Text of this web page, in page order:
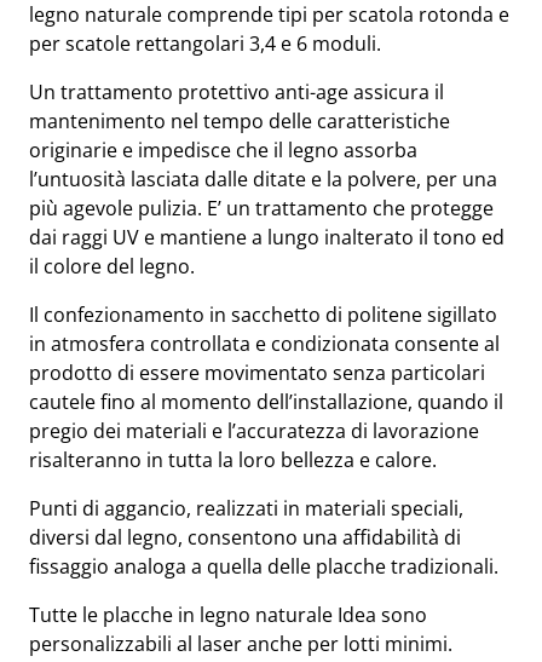
legno naturale comprende tipi per scatola rotonda e
per scatole rettangolari 3,4 e 6 moduli.
Un trattamento protettivo anti-age assicura il
mantenimento nel tempo delle caratteristiche
originarie e impedisce che il legno assorba
l’untuosità lasciata dalle ditate e la polvere, per una
più agevole pulizia. E’ un trattamento che protegge
dai raggi UV e mantiene a lungo inalterato il tono ed
il colore del legno.
Il confezionamento in sacchetto di politene sigillato
in atmosfera controllata e condizionata consente al
prodotto di essere movimentato senza particolari
cautele fino al momento dell’installazione, quando il
pregio dei materiali e l’accuratezza di lavorazione
risalteranno in tutta la loro bellezza e calore.
Punti di aggancio, realizzati in materiali speciali,
diversi dal legno, consentono una affidabilità di
fissaggio analoga a quella delle placche tradizionali.
Tutte le placche in legno naturale Idea sono
personalizzabili al laser anche per lotti minimi.